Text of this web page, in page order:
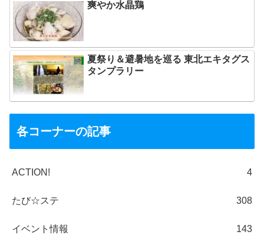
爽やか水晶鶏
夏祭り＆避暑地を巡る 東北エキタグス
タンプラリー
各コーナーの記事
ACTION! 4
たび☆ステ 308
イベント情報 143